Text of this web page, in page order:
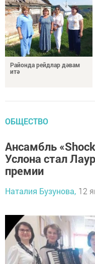
Районда рейдлар дәвам
итә
ОБЩЕСТВО
Ансамбль
Услона стал
премии
Наталия Бузунова, 12